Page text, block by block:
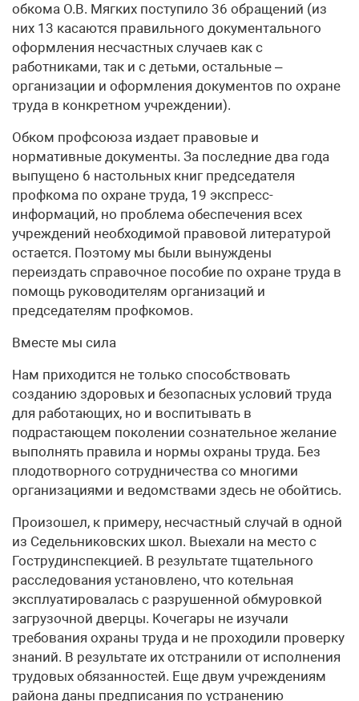
обкома О.В. Мягких поступило 36 обращений (из
них 13 касаются правильного документального
оформления несчастных случаев как с
работниками, так и с детьми, остальные –
организации и оформления документов по охране
труда в конкретном учреждении).
Обком профсоюза издает правовые и
нормативные документы. За последние два года
выпущено 6 настольных книг председателя
профкома по охране труда, 19 экспресс-
информаций, но проблема обеспечения всех
учреждений необходимой правовой литературой
остается. Поэтому мы были вынуждены
переиздать справочное пособие по охране труда в
помощь руководителям организаций и
председателям профкомов.
Вместе мы сила
Нам приходится не только способствовать
созданию здоровых и безопасных условий труда
для работающих, но и воспитывать в
подрастающем поколении сознательное желание
выполнять правила и нормы охраны труда. Без
плодотворного сотрудничества со многими
организациями и ведомствами здесь не обойтись.
Произошел, к примеру, несчастный случай в одной
из Седельниковских школ. Выехали на место с
Гострудинспекцией. В результате тщательного
расследования установлено, что котельная
эксплуатировалась с разрушенной обмуровкой
загрузочной дверцы. Кочегары не изучали
требования охраны труда и не проходили проверку
знаний. В результате их отстранили от исполнения
трудовых обязанностей. Еще двум учреждениям
района даны предписания по устранению